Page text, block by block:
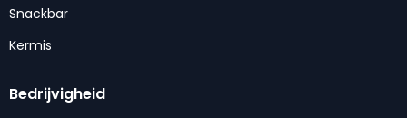
Snackbar
Kermis
Bedrijvigheid